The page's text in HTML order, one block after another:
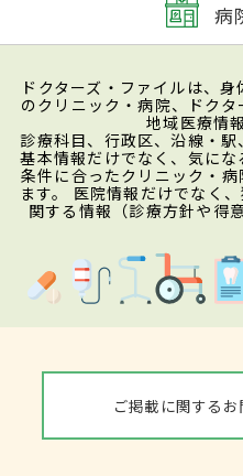
病
ドクターズ・ファイルは、
のクリニック・病院、ドク
地域医療情
診療科目、行政区、沿線・
基本情報だけでなく、気に
条件に合ったクリニック・
ます。 医院情報だけでなく
関する情報（診療方針や得
ご掲載に関する